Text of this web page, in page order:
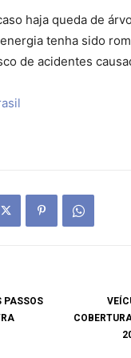
haja queda de
tenha sido
de acidentes
PASSOS